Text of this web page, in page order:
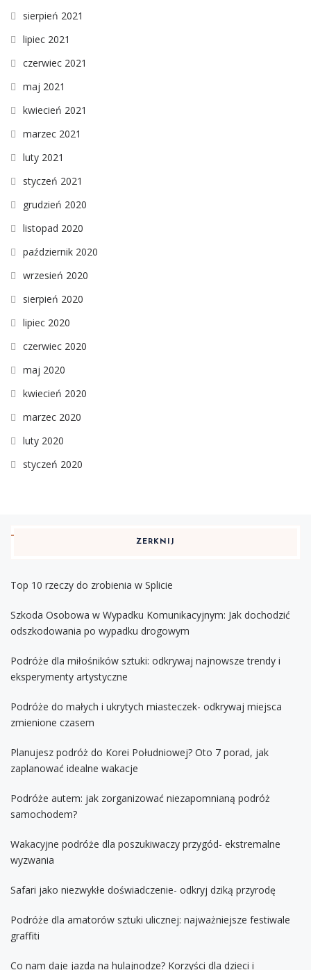
sierpień 2021
lipiec 2021
czerwiec 2021
maj 2021
kwiecień 2021
marzec 2021
luty 2021
styczeń 2021
grudzień 2020
listopad 2020
październik 2020
wrzesień 2020
sierpień 2020
lipiec 2020
czerwiec 2020
maj 2020
kwiecień 2020
marzec 2020
luty 2020
styczeń 2020
ZERKNIJ
Top 10 rzeczy do zrobienia w Splicie
Szkoda Osobowa w Wypadku Komunikacyjnym: Jak dochodzić
odszkodowania po wypadku drogowym
Podróże dla miłośników sztuki: odkrywaj najnowsze trendy i
eksperymenty artystyczne
Podróże do małych i ukrytych miasteczek- odkrywaj miejsca
zmienione czasem
Planujesz podróż do Korei Południowej? Oto 7 porad, jak
zaplanować idealne wakacje
Podróże autem: jak zorganizować niezapomnianą podróż
samochodem?
Wakacyjne podróże dla poszukiwaczy przygód- ekstremalne
wyzwania
Safari jako niezwykłe doświadczenie- odkryj dziką przyrodę
Podróże dla amatorów sztuki ulicznej: najważniejsze festiwale
graffiti
Co nam daje jazda na hulajnodze? Korzyści dla dzieci i